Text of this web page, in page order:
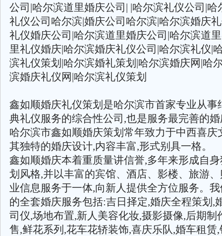
公司|哈尔滨道里婚庆公司| |哈尔滨礼仪公司|哈
礼仪公司哈尔滨|婚庆公司哈尔滨|哈尔滨婚庆
礼仪婚庆公司|哈尔滨道里婚庆公司|哈尔滨道
里礼仪婚庆|哈尔滨婚庆礼仪公司|哈尔滨礼仪|
滨礼仪策划|哈尔滨婚礼策划|哈尔滨婚庆网|哈
滨婚庆礼仪网|哈尔滨礼仪策划
鑫如顺婚庆礼仪策划是哈尔滨市首家专业从事
典礼仪服务的综合性公司,也是服务最完善的
哈尔滨市鑫如顺婚庆策划常年致力于中西喜庆
其独特的婚庆设计,内容丰富,形式别具一格。
鑫如顺婚庆本着重质量讲信誉,多年来形成自
划风格,并以丰富的宾馆、酒店、影楼、旅游
业信息服务于一体,向新人提供全方位服务。
的全套婚庆服务包括:吉日择定,婚庆全程策划,
司仪,场地布置,新人美容化妆,摄影摄像,后期制
售,鲜花系列,花车花轿装饰,喜庆乐队,婚车租赁